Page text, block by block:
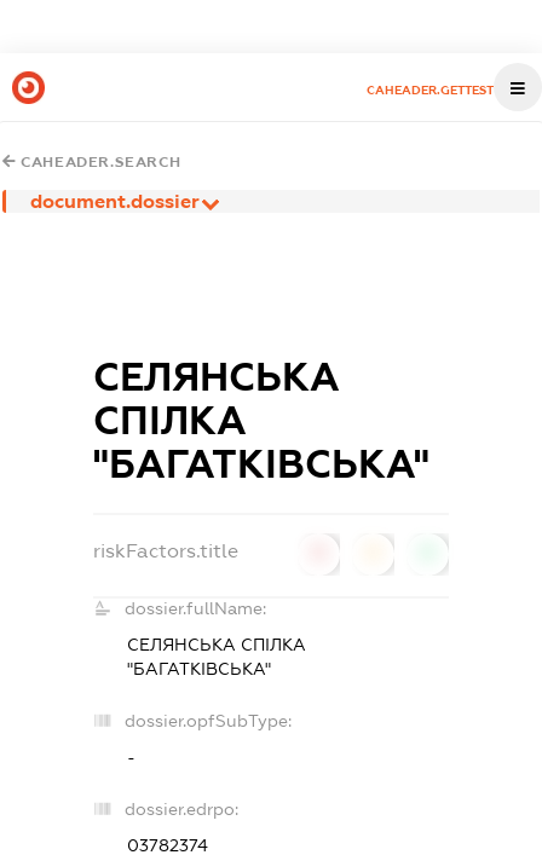
CAHEADER.GETTEST
CAHEADER.SEARCH
document.dossier
СЕЛЯНСЬКА
СПІЛКА
"БАГАТКІВСЬКА"
riskFactors.title
dossier.fullName:
СЕЛЯНСЬКА СПІЛКА
"БАГАТКІВСЬКА"
dossier.opfSubType:
-
dossier.edrpo:
03782374